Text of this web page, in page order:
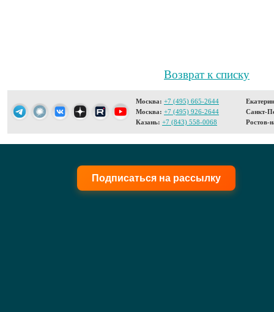
Возврат к списку
Москва: +7 (495) 665-2644
Москва: +7 (495) 926-2644
Казань: +7 (843) 558-0068
Санкт-
Ростов-
Подписаться на рассылку